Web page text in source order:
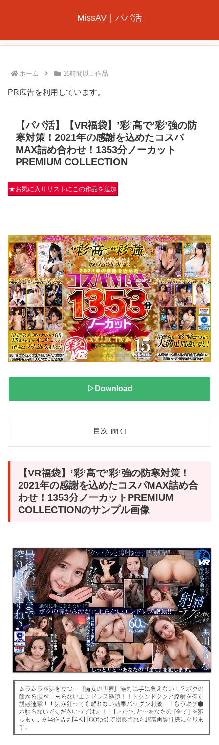
MissAV｜パパ活
ホーム 16時間以上作品
PR広告を利用しています。
【パパ活】【VR福袋】’彩’高で’彩’強の防
寒対策！2021年の感謝を込めたコスパ
MAX詰め合わせ！1353分ノーカット
PREMIUM COLLECTION
★お気に入りリストにこの作品を追加
▷Download
目次
【VR福袋】’彩’高で’彩’強の防寒対策！
2021年の感謝を込めたコスパMAX詰め合
わせ！1353分ノーカットPREMIUM
COLLECTIONのサンプル画像